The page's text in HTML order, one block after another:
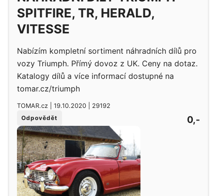
SPITFIRE, TR, HERALD,
VITESSE
Nabízím kompletní sortiment náhradních dílů pro
vozy Triumph. Přímý dovoz z UK. Ceny na dotaz.
Katalogy dílů a více informací dostupné na
tomar.cz/triumph
TOMAR.cz | 19.10.2020 | 29192
Odpovědět
0,-